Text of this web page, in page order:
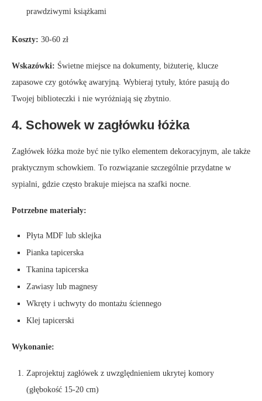
prawdziwymi książkami
Koszty: 30-60 zł
Wskazówki: Świetne miejsce na dokumenty, biżuterię, klucze
zapasowe czy gotówkę awaryjną. Wybieraj tytuły, które pasują do
Twojej biblioteczki i nie wyróżniają się zbytnio.
4. Schowek w zagłówku łóżka
Zagłówek łóżka może być nie tylko elementem dekoracyjnym, ale także
praktycznym schowkiem. To rozwiązanie szczególnie przydatne w
sypialni, gdzie często brakuje miejsca na szafki nocne.
Potrzebne materiały:
Płyta MDF lub sklejka
Pianka tapicerska
Tkanina tapicerska
Zawiasy lub magnesy
Wkręty i uchwyty do montażu ściennego
Klej tapicerski
Wykonanie:
Zaprojektuj zagłówek z uwzględnieniem ukrytej komory
(głębokość 15-20 cm)